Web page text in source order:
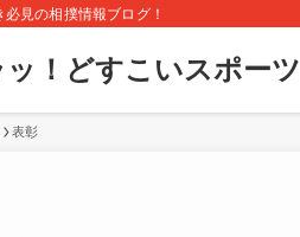
必見の相撲情報ブログ！
ッ！どすこいスポーツ
表彰